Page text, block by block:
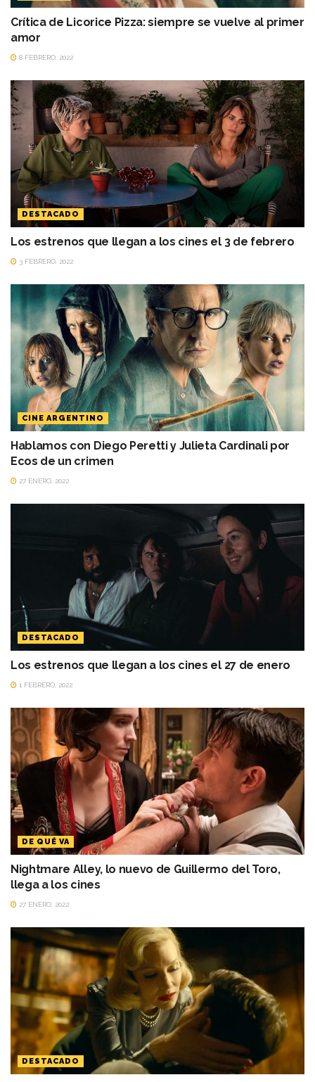
Crítica de Licorice Pizza: siempre se vuelve al primer
amor
8 FEBRERO, 2022
DESTACADO
Los estrenos que llegan a los cines el 3 de febrero
3 FEBRERO, 2022
CINE ARGENTINO
Hablamos con Diego Peretti y Julieta Cardinali por
Ecos de un crimen
27 ENERO, 2022
DESTACADO
Los estrenos que llegan a los cines el 27 de enero
1 FEBRERO, 2022
DE QUÉ VA
Nightmare Alley, lo nuevo de Guillermo del Toro,
llega a los cines
27 ENERO, 2022
DESTACADO